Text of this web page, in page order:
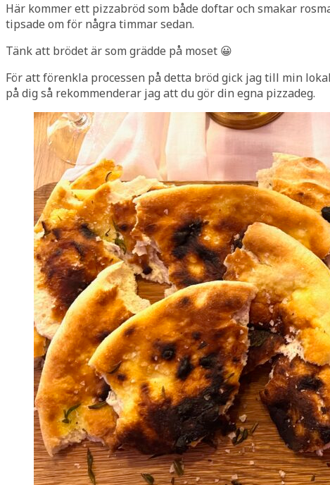
Här kommer ett pizzabröd som både doftar och smakar
tipsade om för några timmar sedan.
Tänk att brödet är som grädde på moset 😀
För att förenkla processen på detta bröd gick jag till min
på dig så rekommenderar jag att du gör din egna pizzadeg.